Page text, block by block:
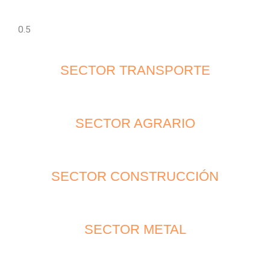
SECTOR TRANSPORTE
SECTOR AGRARIO
SECTOR CONSTRUCCIÓN
SECTOR METAL